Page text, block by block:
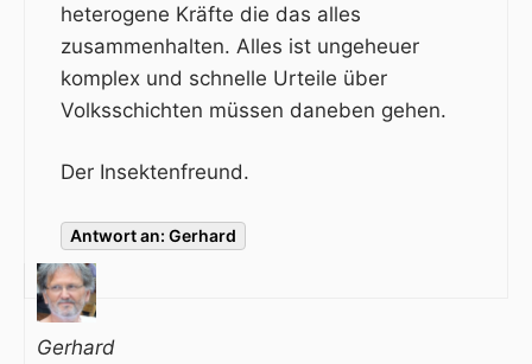
heterogene Kräfte die das alles
zusammenhalten. Alles ist ungeheuer
komplex und schnelle Urteile über
Volksschichten müssen daneben gehen.
Der Insektenfreund.
Antwort an: Gerhard
Gerhard